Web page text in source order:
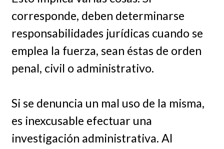
corresponde, deben determinarse
responsabilidades jurídicas cuando se
emplea la fuerza, sean éstas de orden
penal, civil o administrativo.
Si se denuncia un mal uso de la misma,
es inexcusable efectuar una
investigación administrativa. Al